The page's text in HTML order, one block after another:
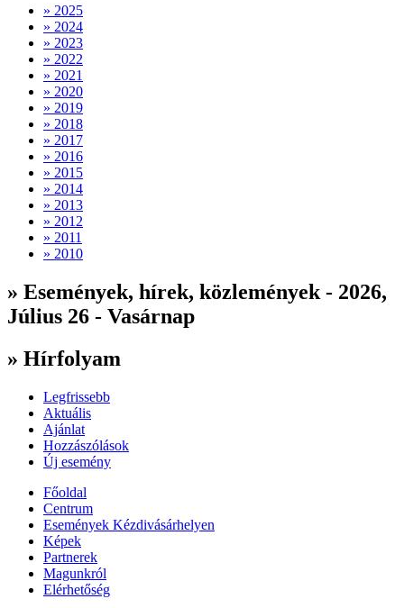
» 2025
» 2024
» 2023
» 2022
» 2021
» 2020
» 2019
» 2018
» 2017
» 2016
» 2015
» 2014
» 2013
» 2012
» 2011
» 2010
» Események, hírek, közlemények - 2026,
Július 26 - Vasárnap
» Hírfolyam
Legfrissebb
Aktuális
Ajánlat
Hozzászólások
Új esemény
Főoldal
Centrum
Események Kézdivásárhelyen
Képek
Partnerek
Magunkról
Elérhetőség